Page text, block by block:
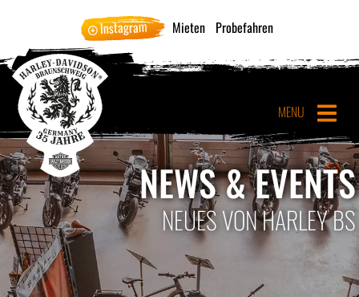
Instagram Mieten Probefahren
MENU
NEWS & EVENTS
NEUES VON HARLEY BS